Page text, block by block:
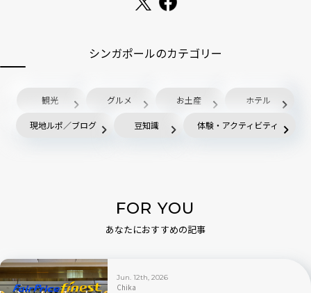
シンガポールのカテゴリー
観光 グルメ お土産 ホテル
現地ルポ／ブログ 豆知識 体験・アクティビティ
FOR YOU
あなたにおすすめの記事
Jun. 12th, 2026
Chika